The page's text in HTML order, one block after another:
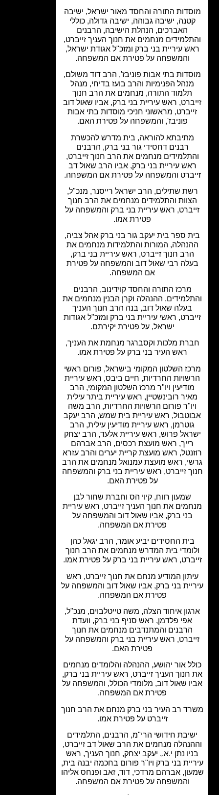
התורה והחסד מאור ישראל, ישיבה
ישיבה גבוהה, ישיבה גדולה, כוללי
האברכים, הנהלת הישיבה, הרבנים
מנחמים את חנוך העניך זייברט,
עיריית בני ברק ומזכ"ל אגודת ישראל,
והמשפחה על פטירת אם המשפחה.
בתי אבות פוניבז', הרב דוד משולם,
הפנימיות והרב בועז בדיחי, מנהל
תלמוד התורה, מנחמים את הרב חנוך
ראש עיריית בני ברק, אביו שאול דוב
מראשוני חניכי מוסדות בתי אבות
פוניבז', והמשפחה על פטירת האם.
מתיבתא להוראה, בית מדרש להכשרת
רבנים דחסידי גור בני ברק, הרבנים
מנחמים את הרב חנוך זייברט,
עיריית בני ברק, אביו הרב שאול דב
והמשפחה על פטירת אם המשפחה.
שתילים, הרב ישראל רייסנר, מנכ"ל,
והתלמידים מנחמים את הרב חנוך
ראש עיריית בני ברק והמשפחה על
פטירת אמו.
ספר בית יעקב גור בני ברק אהל צביה,
המורות והתלמידות מנחמים את
חנוך זייברט, ראש עיריית בני ברק,
רבי שאול דוב והמשפחה על פטירת
אם המשפחה.
מרכז התורה והחסד קוידינוב, הרבנים
ההנהלה וקרן הבנין מנחמים את
בעלה שאול דוב, בנה הרב חנוך העניך
ראשי עיריית בני ברק ומזכ"ל אגודות
ישראל, על פטירת יקירתם.
מלכות וקסברגר מנחמת את העניך,
ראש העיר בני ברק על פטירת אמו.
השלטון המקומי בישראל, פורום ראשי
החרדיות, חיים ביבס, ראש עיריית
ויו"ר מרכז השלטון המקומי, הרב
רובינשטיין, ראש עיריית ביתר עילית
פורום הרשויות החרדיות, הרב משה
ראש עיריית בית שמש, הרב יעקב
ראש עיריית מודיעין עילית, הרב
פרוש, ראש עיריית אלעד, הרב יצחק
רייך, ראש מועצת רכסים, הרב אברהם
ראש מועצת קריית יערים והרב עזרא
ראש מועצת עמנואל מנחמים את הרב
זייברט, ראש עיריית בני ברק והמשפחה
על פטירת האם.
שמעון רווח, קיוי הס וחברת שחור לבן
את חנוך העניך זייברט, ראש עיריית
בני ברק, אביו שאול דוב והמשפחה על
פטירת אם המשפחה.
החסידים יביע אומר, הרב יגאל כהן
בית המדרש מנחמים את הרב חנוך
ראש עיריית בני ברק על פטירת אמו.
המודיע מנחם את חנוך זייברט, ראש
בני ברק, אביו שאול דוב והמשפחה על
פטירת אם המשפחה.
איחוד הצלה, משה טייטלבוים, מנכ"ל,
אפי פלדמן, ראש סניף בני ברק, וועדת
הרבנים והמתנדבים מנחמים את חנוך
ראש עיריית בני ברק והמשפחה על
פטירת האם.
אור יהושע, ההנהלה והלומדים מנחמים
העניך זייברט, ראש עיריית בני ברק,
שאול דוב, מלומדי הכולל, והמשפחה על
פטירת אם המשפחה.
רב העיר בני ברק מנחם את הרב חנוך
זייברט על פטירת אמו.
חידושי הרי"מ, הרבנים, התלמידים
מנחמים את הרב שאול דב זייברט,
נתן י.א., יעקב יצחק, חנוך העניך, ראש
בני ברק ויו"ר פורום בחכמה יבנה בית,
אברהם מרדכי, דוד, זאב ופנחס אליהו
והמשפחה על פטירת אם המשפחה.